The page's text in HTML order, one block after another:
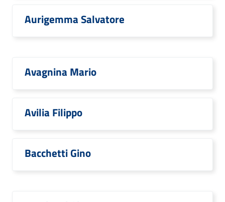
Aurigemma Salvatore
Avagnina Mario
Avilia Filippo
Bacchetti Gino